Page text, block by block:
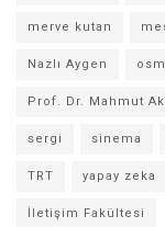
merve kutan
Nazlı Aygen
Prof. Dr. Mahmut Ak
sergi sinema
TRT yapay zeka
İletişim Fakültesi